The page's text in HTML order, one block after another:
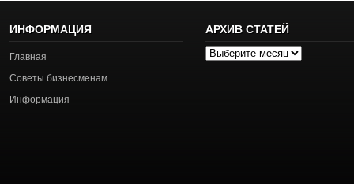
ИНФОРМАЦИЯ
Главная
Советы бизнесменам
Информация
АРХИВ СТАТЕЙ
Архив